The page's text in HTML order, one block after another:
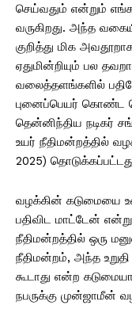
செய்வதும் என்றும்
வருகிறது. அந்த
குறித்து மிக
ஏதுமின்றியும் பல
வலைத்தளங்களில்
புனைப்பெயர் கொண்ட
தென்னிந்திய நடிகர்
உயர் நீதிமன்றத்தில்
2025)
வழக்கின் கடுமையை
பதிவிட மாட்டேன்
நீதிமன்றத்தில் ஒரு
நீதிமன்றம், அந்த
கூடாது என்ற
நபருக்கு முன்ஜாமீன்